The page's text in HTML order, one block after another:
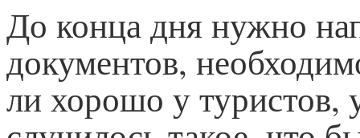
До конца дня нужно
документов,
ли хорошо у туристов,